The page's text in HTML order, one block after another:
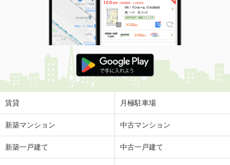
賃貸 月極駐車場
新築マンション 中古マンション
新築一戸建て 中古一戸建て